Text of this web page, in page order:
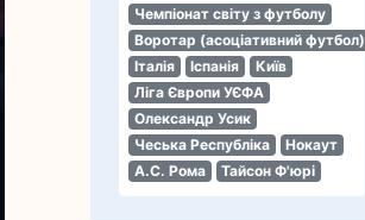
Чемпіонат світу з футболу
Воротар (асоціативний футбол)
Італія
Іспанія
Київ
Ліга Європи УЄФА
Олександр Усик
Чеська Республіка
Нокаут
А.С. Рома
Тайсон Ф'юрі